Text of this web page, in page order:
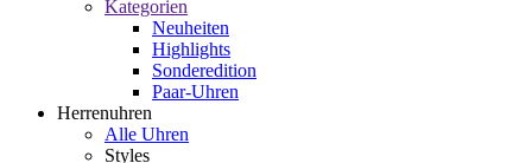
Kategorien
Neuheiten
Highlights
Sonderedition
Paar-Uhren
Herrenuhren
Alle Uhren
Styles